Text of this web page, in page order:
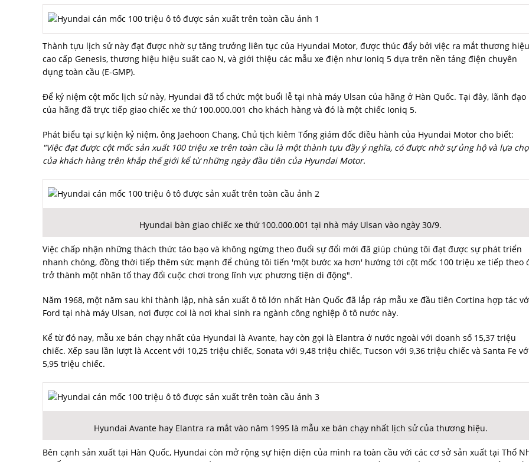
Thành tựu lịch sử này đạt được nhờ sự tăng trưởng liên tục của Hyundai Motor, được thúc đẩy bởi việc ra mắt thương hiệu
cao cấp Genesis, thương hiệu hiệu suất cao N, và giới thiệu các mẫu xe điện như Ioniq 5 dựa trên nền tảng điện chuyên
dụng toàn cầu (E-GMP).
Để kỷ niệm cột mốc lịch sử này, Hyundai đã tổ chức một buổi lễ tại nhà máy Ulsan của hãng ở Hàn Quốc. Tại đây, lãnh đạo
của hãng đã trực tiếp giao chiếc xe thứ 100.000.001 cho khách hàng và đó là một chiếc Ioniq 5.
Phát biểu tại sự kiện kỷ niệm, ông Jaehoon Chang, Chủ tịch kiêm Tổng giám đốc điều hành của Hyundai Motor cho biết:
"Việc đạt được cột mốc sản xuất 100 triệu xe trên toàn cầu là một thành tựu đầy ý nghĩa, có được nhờ sự ủng hộ và lựa
của khách hàng trên khắp thế giới kể từ những ngày đầu tiên của Hyundai Motor.
Hyundai bàn giao chiếc xe thứ 100.000.001 tại nhà máy Ulsan vào ngày 30/9.
Việc chấp nhận những thách thức táo bạo và không ngừng theo đuổi sự đổi mới đã giúp chúng tôi đạt được sự phát triển
nhanh chóng, đồng thời tiếp thêm sức mạnh để chúng tôi tiến 'một bước xa hơn' hướng tới cột mốc 100 triệu xe tiếp theo
trở thành một nhân tố thay đổi cuộc chơi trong lĩnh vực phương tiện di động".
Năm 1968, một năm sau khi thành lập, nhà sản xuất ô tô lớn nhất Hàn Quốc đã lắp ráp mẫu xe đầu tiên Cortina hợp tác
Ford tại nhà máy Ulsan, nơi được coi là nơi khai sinh ra ngành công nghiệp ô tô nước này.
Kể từ đó nay, mẫu xe bán chạy nhất của Hyundai là Avante, hay còn gọi là Elantra ở nước ngoài với doanh số 15,37 triệu
chiếc. Xếp sau lần lượt là Accent với 10,25 triệu chiếc, Sonata với 9,48 triệu chiếc, Tucson với 9,36 triệu chiếc và Santa Fe
5,95 triệu chiếc.
Hyundai Avante hay Elantra ra mắt vào năm 1995 là mẫu xe bán chạy nhất lịch sử của thương hiệu.
Bên cạnh sản xuất tại Hàn Quốc, Hyundai còn mở rộng sự hiện diện của mình ra toàn cầu với các cơ sở sản xuất tại Thổ